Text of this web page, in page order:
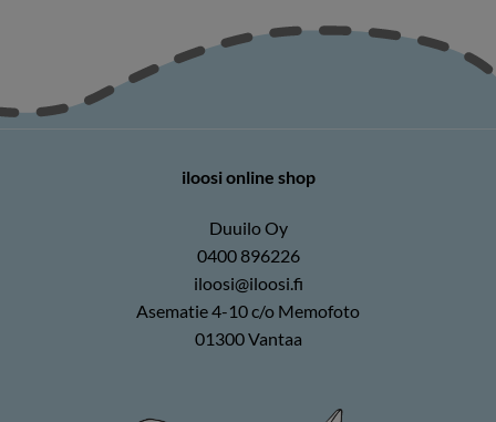
iloosi online shop
Duuilo Oy
0400 896226
iloosi@iloosi.fi
Asematie 4-10 c/o Memofoto
01300 Vantaa